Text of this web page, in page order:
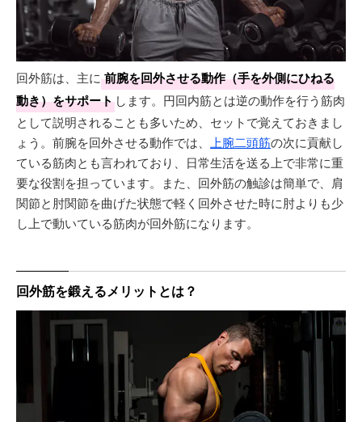
回外筋は、主に 前腕を回外させる動作（手を外側にひねる
動き）をサポート します。円回内筋とは逆の動作を行う筋肉
として説明されることも多いため、セットで覚えておきまし
ょう。前腕を回外させる動作では、
上腕二頭筋の次に貢献し
ている筋肉とも言われており、日常生活を送る上で非常に重
要な役割を担っています。また、回外筋の触診は簡単で、肩
関節と肘関節を曲げた状態で軽く回外させた時に肘よりも少
し上で動いている筋肉が回外筋になります。
回外筋を鍛えるメリットとは？